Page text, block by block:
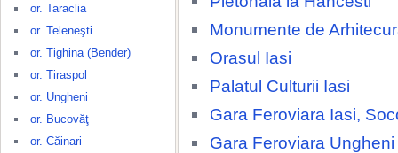
or. Taraclia
or. Teleneşti
or. Tighina (Bender)
or. Tiraspol
or. Ungheni
or. Bucovăţ
or. Căinari
Monumente de
Orasul Iasi
Palatul Culturii Iasi
Gara Feroviara Iasi,
Gara Feroviara Ungheni